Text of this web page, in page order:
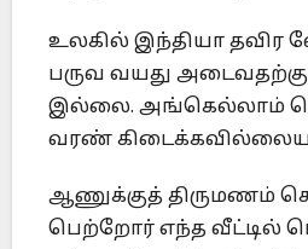
உலகில் இந்தியா தவிர
பருவ வயது
இல்லை. அங்கெல்லாம்
வரண்
ஆணுக்குத் திருமணம்
பெற்றோர் எந்த வீட்டில்